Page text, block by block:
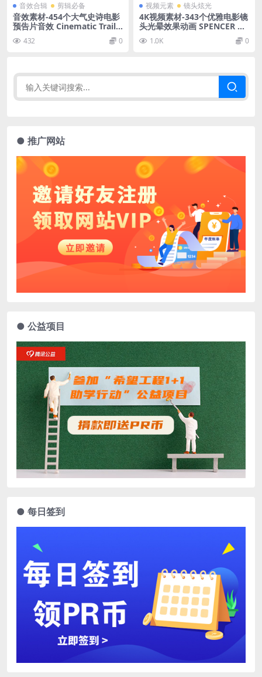
音效合辑 剪辑必备
音效素材-454个大气史诗电影
预告片音效 Cinematic Traile
r SFX Volume 3
432 0
视频元素 镜头炫光
4K视频素材-343个优雅电影镜
头光晕效果动画 SPENCER Ci
nematic Lens Flares
1.0K 0
● 推广网站
● 公益项目
● 每日签到